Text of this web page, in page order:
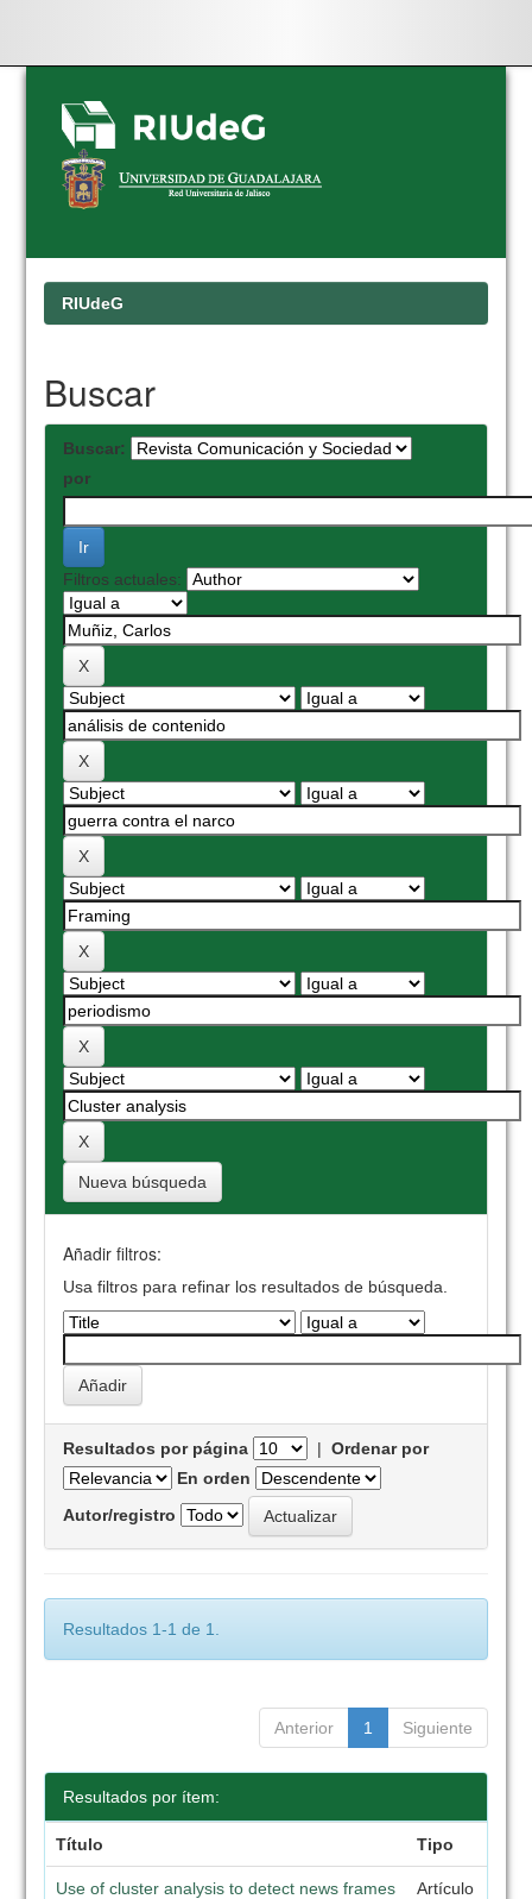
Skip
navigation
RIUdeG
Buscar
Buscar:
por
Filtros actuales:
Nueva búsqueda
Añadir filtros:
Usa filtros para refinar los resultados de búsqueda.
Resultados por página |Ordenar por
En orden
Autor/registro
Resultados 1-1 de 1.
Anterior 1 Siguiente
Resultados por ítem:
Título Tipo
Use of cluster analysis to detect news frames
Artículo